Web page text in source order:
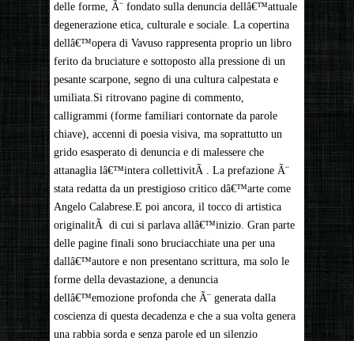
delle forme, Ã¨ fondato sulla denuncia dellâ€™attuale
degenerazione etica, culturale e sociale. La copertina
dellâ€™opera di Vavuso rappresenta proprio un libro
ferito da bruciature e sottoposto alla pressione di un
pesante scarpone, segno di una cultura calpestata e
umiliata.Si ritrovano pagine di commento,
calligrammi (forme familiari contornate da parole
chiave), accenni di poesia visiva, ma soprattutto un
grido esasperato di denuncia e di malessere che
attanaglia lâ€™intera collettivitÃ . La prefazione Ã¨
stata redatta da un prestigioso critico dâ€™arte come
Angelo Calabrese.E poi ancora, il tocco di artistica
originalitÃ di cui si parlava allâ€™inizio. Gran parte
delle pagine finali sono bruciacchiate una per una
dallâ€™autore e non presentano scrittura, ma solo le
forme della devastazione, a denuncia
dellâ€™emozione profonda che Ã¨ generata dalla
coscienza di questa decadenza e che a sua volta genera
una rabbia sorda e senza parole ed un silenzio